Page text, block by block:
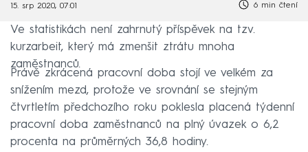
15. srp 2020, 07:01 6 min čtení
Ve statistikách není zahrnutý příspěvek na tzv.
kurzarbeit, který má zmenšit ztrátu mnoha
zaměstnanců.
Právě zkrácená pracovní doba stojí ve velkém za
snížením mezd, protože ve srovnání se stejným
čtvrtletím předchozího roku poklesla placená týdenní
pracovní doba zaměstnanců na plný úvazek o 6,2
procenta na průměrných 36,8 hodiny.